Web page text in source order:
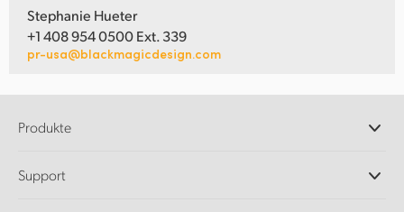
Stephanie Hueter
+1 408 954 0500 Ext. 339
pr-usa@blackmagicdesign.com
Produkte
DaVinci Resolve und Fusion Software
Support